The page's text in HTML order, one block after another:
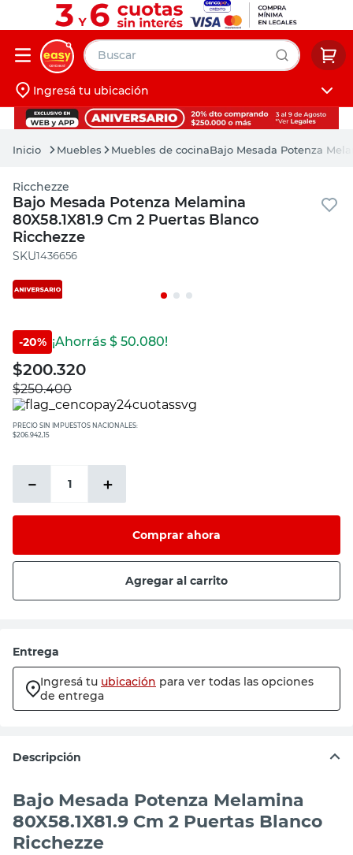
Buscar
Iniciá sesión
Ingresá tu ubicación
Muebles Muebles de cocinaBajo Mesada Potenza
Ricchezze
Bajo Mesada Potenza Melamina
80X58.1X81.9 Cm 2 Puertas Blanco
Ricchezze
:1436656
-20% ¡Ahorrás $ 50.080!
$200.320
$250.400
PRECIO SIN IMPUESTOS NACIONALES:
$206.942,15
＋
－
Comprar ahora
Agregar al carrito
Entrega
Ingresá tu ubicación para ver todas las opciones
de entrega
Descripción
Bajo Mesada Potenza Melamina
80X58.1X81.9 Cm 2 Puertas Blanco
Ricchezze
muebles
pintura
escritorio
puertas
placard